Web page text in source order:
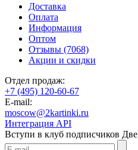
Доставка
Оплата
Информация
Оптом
Отзывы (7068)
Акции и скидки
Отдел продаж:
+7 (495) 120-60-67
E-mail:
moscow@2kartinki.ru
Интеграция API
Вступи в клуб подписчиков